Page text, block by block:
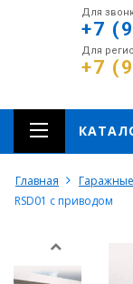
Для
+7
Для
+7
Главная
RSD01 с приводом